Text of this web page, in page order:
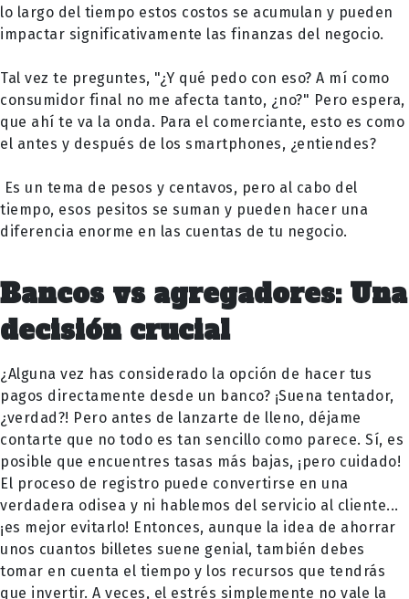
lo largo del tiempo estos costos se acumulan y pueden
impactar significativamente las finanzas del negocio.
Tal vez te preguntes, "¿Y qué pedo con eso? A mí como
consumidor final no me afecta tanto, ¿no?" Pero espera,
que ahí te va la onda. Para el comerciante, esto es como
el antes y después de los smartphones, ¿entiendes?
Es un tema de pesos y centavos, pero al cabo del
tiempo, esos pesitos se suman y pueden hacer una
diferencia enorme en las cuentas de tu negocio.
Bancos vs agregadores: Una
decisión crucial
¿Alguna vez has considerado la opción de hacer tus
pagos directamente desde un banco? ¡Suena tentador,
¿verdad?! Pero antes de lanzarte de lleno, déjame
contarte que no todo es tan sencillo como parece. Sí, es
posible que encuentres tasas más bajas, ¡pero cuidado!
El proceso de registro puede convertirse en una
verdadera odisea y ni hablemos del servicio al cliente...
¡es mejor evitarlo! Entonces, aunque la idea de ahorrar
unos cuantos billetes suene genial, también debes
tomar en cuenta el tiempo y los recursos que tendrás
que invertir. A veces, el estrés simplemente no vale la